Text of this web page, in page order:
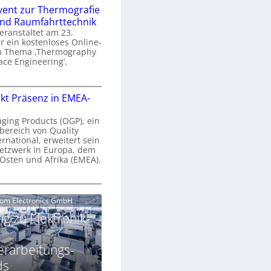
a
zur Thermografie
Raumfahrttechnik
am 23.
ein kostenloses Online-
Thema ‚Thermography
Engineering‘.
T
Präsenz in EMEA-
Products (OGP), ein
von Quality
erweitert sein
in Europa, dem
und Afrika (EMEA).
Electronics GmbH
zu Elektronik-